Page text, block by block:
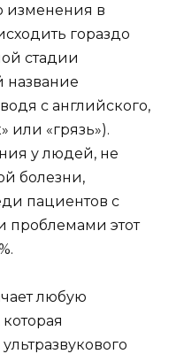
изменения в
гораздо
стадии
название
с английского,
или «грязь»).
у людей, не
болезни,
пациентов с
проблемами этот
любую